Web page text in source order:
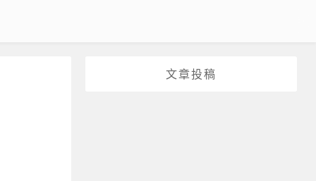
文章投稿